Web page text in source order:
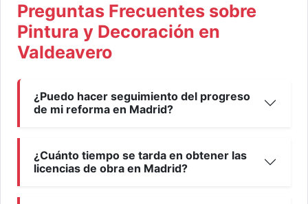
Preguntas Frecuentes sobre
Pintura y Decoración en
Valdeavero
¿Puedo hacer seguimiento del progreso
de mi reforma en Madrid?
¿Cuánto tiempo se tarda en obtener las
licencias de obra en Madrid?